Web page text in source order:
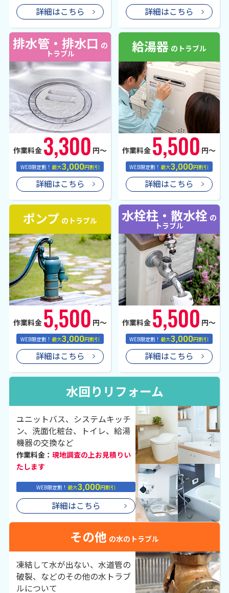
詳細はこちら 詳細はこちら
排水管・排水口 の
トラブル
作業料金 3,300 円〜
WEB限定割！最大3,000円割引
詳細はこちら
給湯器 のトラブル
作業料金 5,500 円〜
WEB限定割！最大3,000円割引
詳細はこちら
ポンプ のトラブル
作業料金 5,500 円〜
WEB限定割！最大3,000円割引
詳細はこちら
水栓柱・散水栓 の
トラブル
作業料金 5,500 円〜
WEB限定割！最大3,000円割引
詳細はこちら
水回りリフォーム
ユニットバス、システムキッチ
ン、洗面化粧台、トイレ、給湯
機器の交換など
作業料金： 現地調査の上お見積りい
たします
WEB限定割！最大3,000円割引
詳細はこちら
その他 の水のトラブル
凍結して水が出ない、水道管の
破裂、などのその他の水トラブ
ルについて